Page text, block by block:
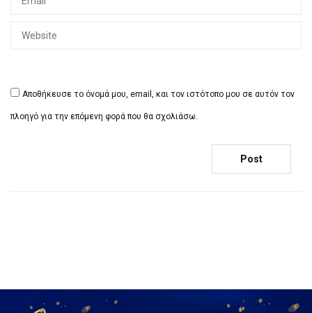
Αποθήκευσε το όνομά μου, email, και τον ιστότοπο μου σε αυτόν τον
πλοηγό για την επόμενη φορά που θα σχολιάσω.